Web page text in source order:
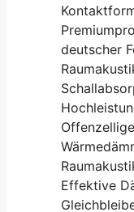
deutscher
Effektive